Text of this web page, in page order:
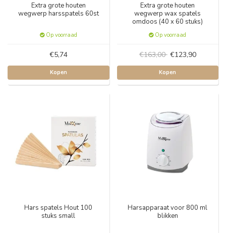
Extra grote houten
wegwerp harsspatels 60st
Op voorraad
€5,74
Kopen
Extra grote houten
wegwerp wax spatels
omdoos (40 x 60 stuks)
Op voorraad
€163,00 €123,90
Kopen
Hars spatels Hout 100
stuks small
Harsapparaat voor 800 ml
blikken